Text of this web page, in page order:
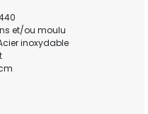
et/ou moulu
inoxydable